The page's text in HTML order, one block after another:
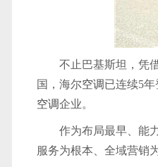
不止巴基斯坦，凭
国，海尔空调已连续5
空调企业。
作为布局最早、能
服务为根本、全域营销